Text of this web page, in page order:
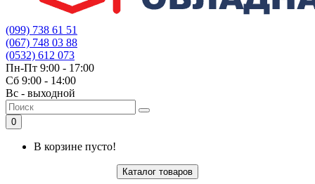
(099) 738 61 51
(067) 748 03 88
(0532) 612 073
Пн-Пт 9:00 - 17:00
Сб 9:00 - 14:00
Вс - выходной
0
В корзине пусто!
Каталог товаров